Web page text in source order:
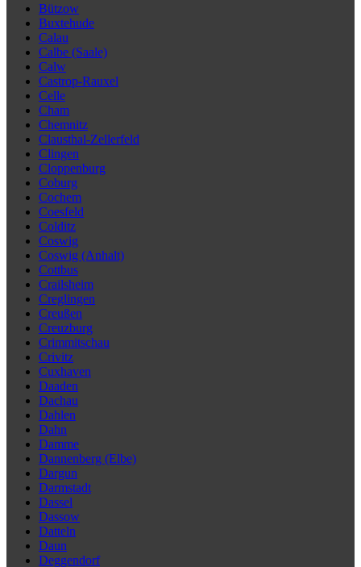
Bützow
Buxtehude
Calau
Calbe (Saale)
Calw
Castrop-Rauxel
Celle
Cham
Chemnitz
Clausthal-Zellerfeld
Clingen
Cloppenburg
Coburg
Cochem
Coesfeld
Colditz
Coswig
Coswig (Anhalt)
Cottbus
Crailsheim
Creglingen
Creußen
Creuzburg
Crimmitschau
Crivitz
Cuxhaven
Daaden
Dachau
Dahlen
Dahn
Damme
Dannenberg (Elbe)
Dargun
Darmstadt
Dassel
Dassow
Datteln
Daun
Deggendorf